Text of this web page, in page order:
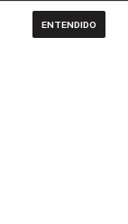
ENTENDIDO